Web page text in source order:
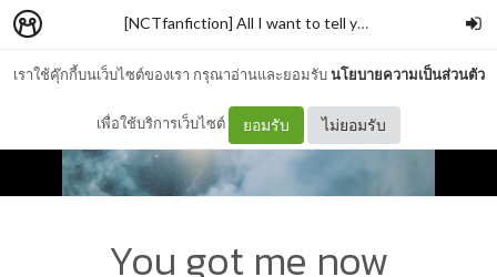
เราใช้คุ๊กกี้บนเว็บไซต์ของเรา กรุณาอ่านและยอมรับนโยบายความเป็นส่วนตัว
เพื่อใช้บริการเว็บไซต์ ยอมรับ ไม่ยอมรับ
[NCTfanfiction] All I want to tell you through the month.
You got me now